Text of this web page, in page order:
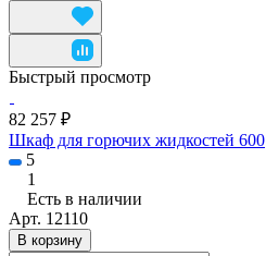
Быстрый просмотр
82 257 ₽
Шкаф для горючих жидкостей 600
5
1
Есть в наличии
Арт. 12110
В корзину